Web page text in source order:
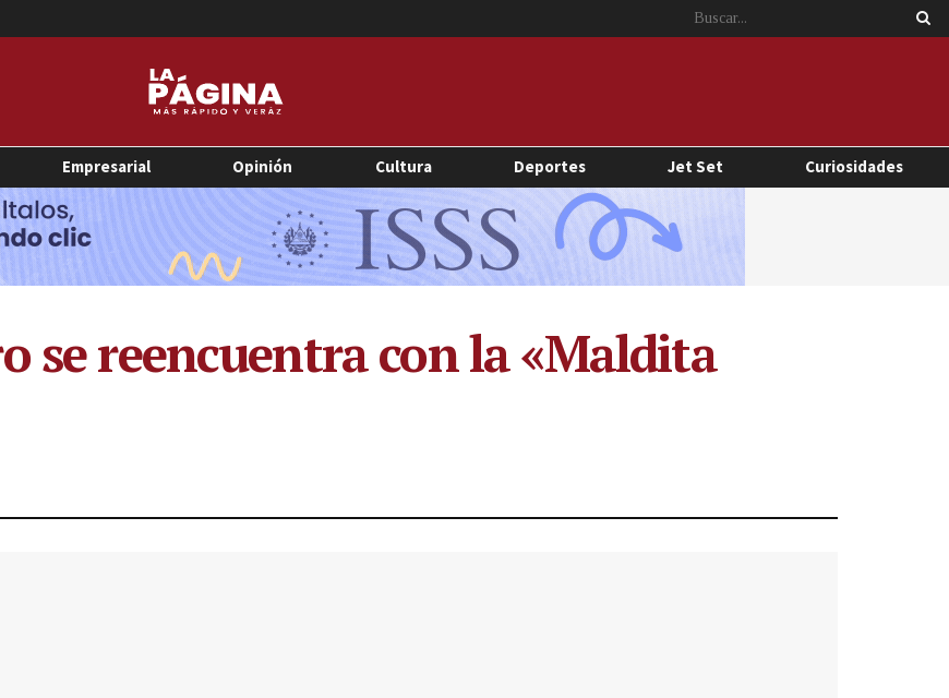
Empresarial Opinión Cultura Deportes Jet Set Curiosidades
se reencuentra con la «Maldita